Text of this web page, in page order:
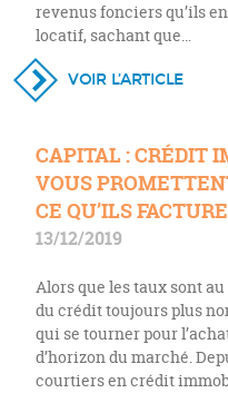
revenus fonciers qu’ils
locatif, sachant que…
VOIR L’ARTICLE
CAPITAL : CRÉDIT
VOUS
CE QU’ILS
13/12/2019
Alors que les taux sont
du crédit toujours plus
qui se tourner pour
d’horizon du marché.
courtiers en crédit